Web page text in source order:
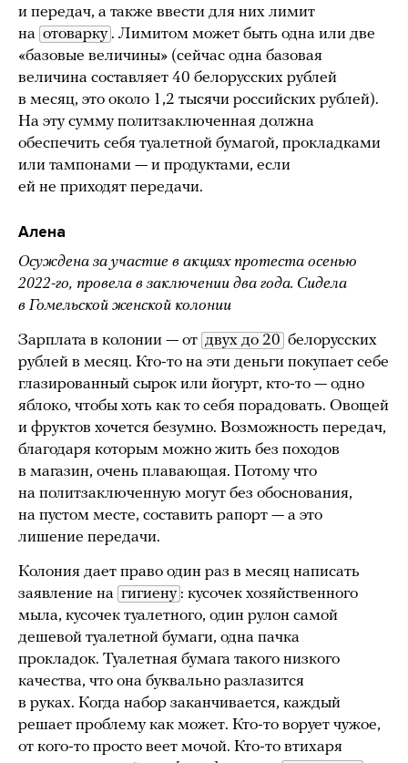
и передач, а также ввести для них лимит
на отоварку . Лимитом может быть одна или две
«базовые величины» (сейчас одна базовая
величина составляет 40 белорусских рублей
в месяц, это около 1,2 тысячи российских рублей).
На эту сумму политзаключенная должна
обеспечить себя туалетной бумагой, прокладками
или тампонами — и продуктами, если
ей не приходят передачи.
Алена
Осуждена за участие в акциях протеста осенью
2022-го, провела в заключении два года. Сидела
в Гомельской женской колонии
Зарплата в колонии — от двух до 20 белорусских
рублей в месяц. Кто-то на эти деньги покупает себе
глазированный сырок или йогурт, кто-то — одно
яблоко, чтобы хоть как то себя порадовать. Овощей
и фруктов хочется безумно. Возможность передач,
благодаря которым можно жить без походов
в магазин, очень плавающая. Потому что
на политзаключенную могут без обоснования,
на пустом месте, составить рапорт — а это
лишение передачи.
Колония дает право один раз в месяц написать
заявление на гигиену : кусочек хозяйственного
мыла, кусочек туалетного, один рулон самой
дешевой туалетной бумаги, одна пачка
прокладок. Туалетная бумага такого низкого
качества, что она буквально разлазится
в руках. Когда набор заканчивается, каждый
решает проблему как может. Кто-то ворует чужое,
от кого-то просто веет мочой. Кто-то втихаря